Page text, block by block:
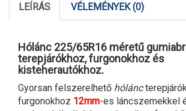
LEÍRÁS VÉLEMÉNYEK (0)
Hólánc 225/65R16 méretű
terepjárókhoz, furgonokhoz és
kisteherautókhoz.
Gyorsan felszerelhető hólánc
furgonokhoz 12mm-es láncszemekkel